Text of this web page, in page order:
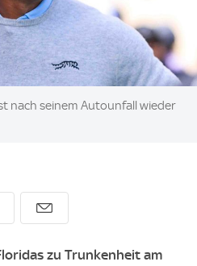
nach seinem Autounfall wieder
zu Trunkenheit am